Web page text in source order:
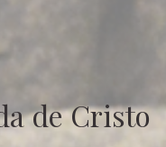
de Cristo